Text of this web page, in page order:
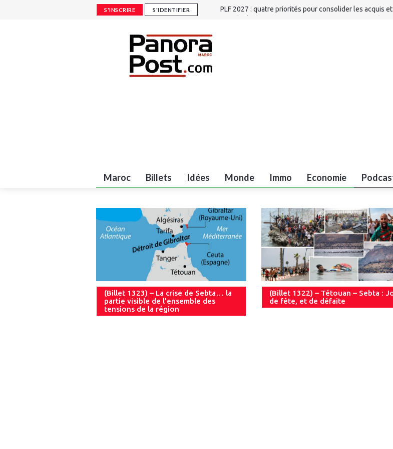
S'INSCRIRE S'IDENTIFIER
PLF 2027 : quatre priorités pour consolider les acquis
Maroc Billets Idées Monde Immo Economie
(Billet 1323) – La crise de Sebta… la
partie visible de l’ensemble des
tensions de la région
(Billet 1322) – Tétouan – Sebta :
de fête, et de défaite